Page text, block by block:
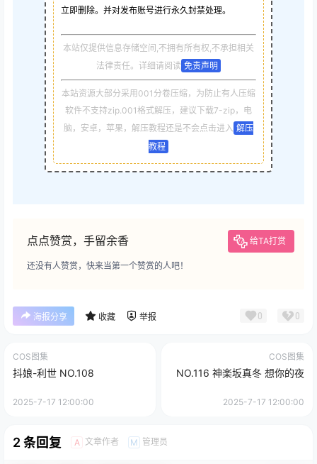
立即删除。并对发布账号进行永久封禁处理。
本站仅提供信息存储空间,不拥有所有权,不承担相关
法律责任。详细请阅读 免责声明
本站资源大部分采用001分卷压缩，为防止有人压缩
软件不支持zip.001格式解压，建议下载7-zip，电
脑，安卓，苹果，解压教程还是不会点击进入 解压
教程
点点赞赏，手留余香 给TA打赏
还没有人赞赏，快来当第一个赞赏的人吧！
海报分享 收藏 举报 0 0
COS图集
抖娘-利世 NO.108
2025-7-17 12:00:00
COS图集
NO.116 神楽坂真冬 想你的夜
2025-7-17 12:00:00
2 条回复 A 文章作者 M 管理员